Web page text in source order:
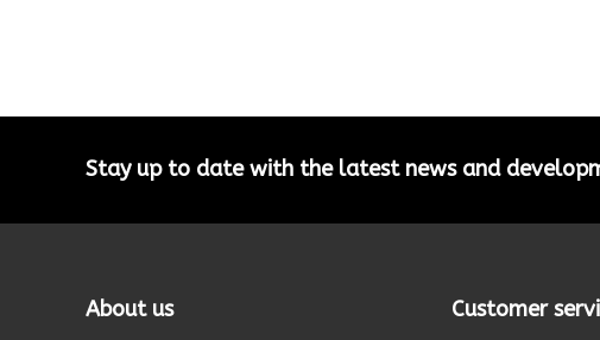
Stay up to date with the latest news and
About us Customer